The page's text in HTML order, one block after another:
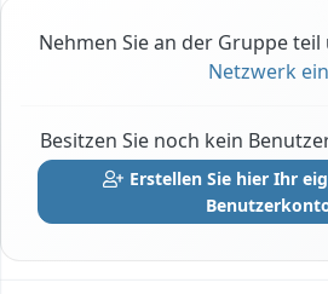
Nehmen Sie an der Gruppe teil
Netzwerk ein
Besitzen Sie noch kein
Erstellen Sie hier Ihr